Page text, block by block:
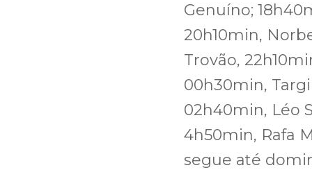
Genuíno;
20h10min,
Trovão,
00h30min,
02h40min, Léo
4h50min, Rafa
segue até